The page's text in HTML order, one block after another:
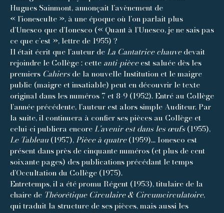
Hugues Sainmont, annonçait l’avènement de
« l’ionesculte », à une époque où l’on parlait plus
d’Unesco que d’Ionesco (« Quant à l’Unesco, je ne sais pas
ce que c’est », lettre de 1955) ?
Il était écrit que l’auteur deLa Cantatrice chauvedevait
rejoindre le Collège : cette anti-pièceest saluée dès les
premiers Cahiersde la nouvelle Institution et le maigre
public (maigre et insatiable) peut en découvrir le texte
original dans les numéros 7 et 8-9 (1952). Entré au Collège
l’année précédente, l’auteur est alors simple Auditeur. Par
la suite, il continuera à confier ses pièces au Collège et
celui-ci publiera encoreL’avenir est dans les œufs(1955),
Le Tableau(1957),Pièce à quatre(1959)… Ionesco est
présent dans près de cinquante numéros (et plus de cent
soixante pages) des publications précédant le temps
d’Occultation du Collège (1975).
Entretemps, il a été promu Régent (1953), titulaire de la
chaire de Théorétique Circulaire & Circumcirculatoire,
qui traduit la structure de ses pièces, mais aussi les